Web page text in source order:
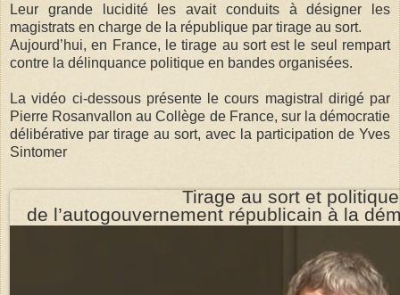
Leur grande lucidité les avait conduits à désigner les
magistrats en charge de la république par tirage au sort.
Aujourd’hui, en France, le tirage au sort est le seul rempart
contre la délinquance politique en bandes organisées.
La vidéo ci-dessous présente le cours magistral dirigé par
Pierre Rosanvallon au Collège de France, sur la démocratie
délibérative par tirage au sort, avec la participation de Yves
Sintomer
Tirage au sort et
de l’autogouvernement républicain à la